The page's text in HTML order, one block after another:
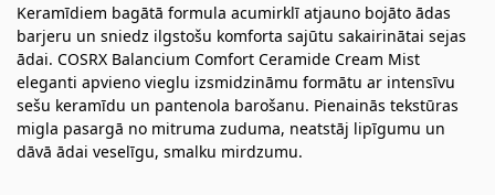
Keramīdiem bagātā formula acumirklī atjauno bojāto ādas
barjeru un sniedz ilgstošu komforta sajūtu sakairinātai sejas
ādai. COSRX Balancium Comfort Ceramide Cream Mist
eleganti apvieno vieglu izsmidzināmu formātu ar intensīvu
sešu keramīdu un pantenola barošanu. Pienainās tekstūras
migla pasargā no mitruma zuduma, neatstāj lipīgumu un
dāvā ādai veselīgu, smalku mirdzumu.